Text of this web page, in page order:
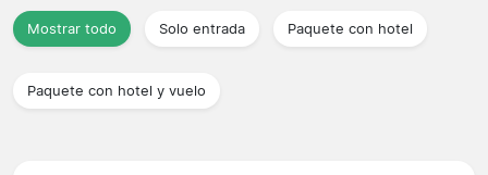
Mostrar todo Solo entrada Paquete con hotel
Paquete con hotel y vuelo